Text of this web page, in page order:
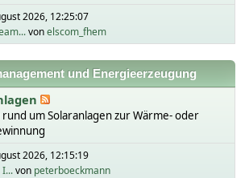
2026, 12:25:07
vonelscom_fhem
und Energieerzeugung
um Solaranlagen zur Wärme- oder
2026, 12:15:19
von peterboeckmann